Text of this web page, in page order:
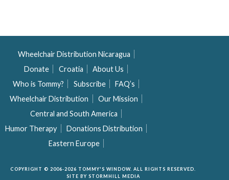
Wheelchair Distribution Nicaragua
Donate
Croatia
About Us
Who is Tommy?
Subscribe
FAQ’s
Wheelchair Distribution
Our Mission
Central and South America
Humor Therapy
Donations Distribution
Eastern Europe
COPYRIGHT © 2006-2026 TOMMY'S WINDOW. ALL RIGHTS RESERVED.
SITE BY STORMHILL MEDIA